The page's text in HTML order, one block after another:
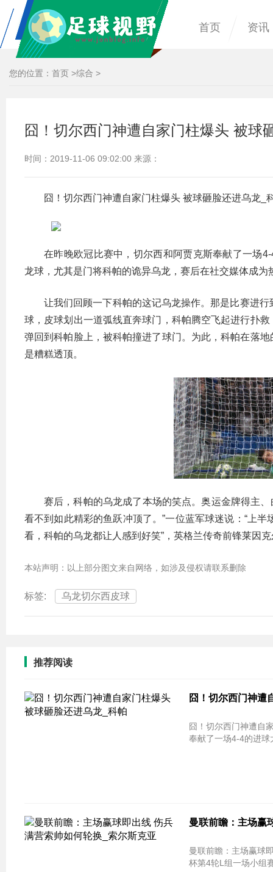
首页 资讯
您的位置： 首页 >综合 >
囧！切尔西门神遭自家门柱爆头 被球
时间：2019-11-06 09:02:00 来源：
囧！切尔西门神遭自家门柱爆头 被球砸脸还进乌龙_
在昨晚欧冠比赛中，切尔西和阿贾克斯奉献了一场
龙球，尤其是门将科帕的诡异乌龙，赛后在社交媒体成为
让我们回顾一下科帕的这记乌龙操作。那是比赛进
球，皮球划出一道弧线直奔球门，科帕腾空飞起进行扑
弹回到科帕脸上，被科帕撞进了球门。为此，科帕在落
是糟糕透顶。
赛后，科帕的乌龙成了本场的笑点。奥运金牌得主
看不到如此精彩的鱼跃冲顶了。”一位蓝军球迷说：“上
看，科帕的乌龙都让人感到好笑”，英格兰传奇前锋莱因
本站声明：以上部分图文来自网络，如涉及侵权请联系删除
标签: 乌龙切尔西皮球
推荐阅读
囧！切尔西门神遭
囧！切尔西门神遭自家门柱爆头 被
奉献了一场4-4的进
曼联前瞻：主场赢
曼联前瞻：主场赢球即出线 伤
杯第4轮L组一场小组